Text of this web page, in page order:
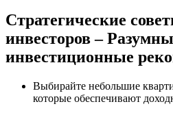
Стратегические
инвесторов –
инвестиционные
Выбирайте небольшие
которые обеспечивают